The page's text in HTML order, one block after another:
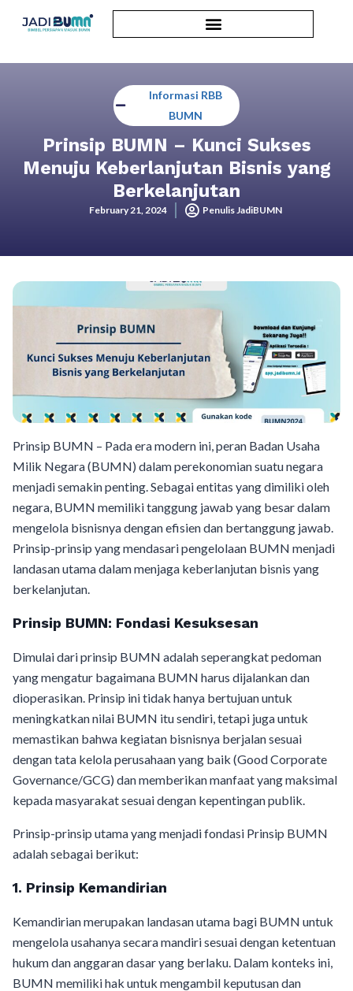
Informasi RBB
BUMN
Prinsip BUMN – Kunci Sukses
Menuju Keberlanjutan Bisnis yang
Berkelanjutan
February 21, 2024 Penulis JadiBUMN
Prinsip BUMN – Pada era modern ini, peran Badan Usaha
Milik Negara (BUMN) dalam perekonomian suatu negara
menjadi semakin penting. Sebagai entitas yang dimiliki oleh
negara, BUMN memiliki tanggung jawab yang besar dalam
mengelola bisnisnya dengan efisien dan bertanggung jawab.
Prinsip-prinsip yang mendasari pengelolaan BUMN menjadi
landasan utama dalam menjaga keberlanjutan bisnis yang
berkelanjutan.
Prinsip BUMN: Fondasi Kesuksesan
Dimulai dari prinsip BUMN adalah seperangkat pedoman
yang mengatur bagaimana BUMN harus dijalankan dan
dioperasikan. Prinsip ini tidak hanya bertujuan untuk
meningkatkan nilai BUMN itu sendiri, tetapi juga untuk
memastikan bahwa kegiatan bisnisnya berjalan sesuai
dengan tata kelola perusahaan yang baik (Good Corporate
Governance/GCG) dan memberikan manfaat yang maksimal
kepada masyarakat sesuai dengan kepentingan publik.
Prinsip-prinsip utama yang menjadi fondasi Prinsip BUMN
adalah sebagai berikut:
1. Prinsip Kemandirian
Kemandirian merupakan landasan utama bagi BUMN untuk
mengelola usahanya secara mandiri sesuai dengan ketentuan
hukum dan anggaran dasar yang berlaku. Dalam konteks ini,
BUMN memiliki hak untuk mengambil keputusan dan